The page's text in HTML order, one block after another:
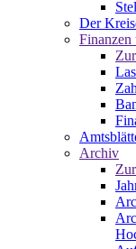
Der
Finanzen
Archiv